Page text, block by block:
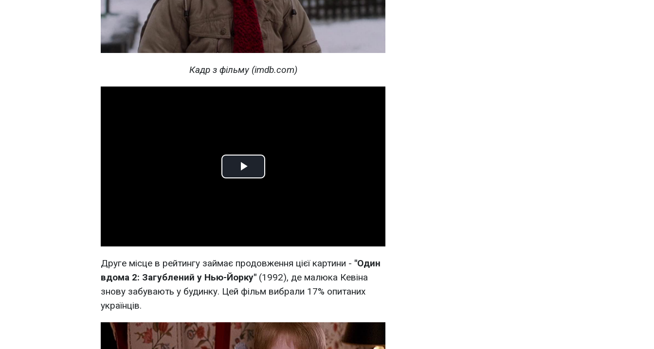
Кадр з фільму (imdb.com)
Play
Друге місце в рейтингу займає продовження цієї картини - "Один
вдома 2: Загублений у Нью-Йорку" (1992), де малюка Кевіна
знову забувають у будинку. Цей фільм вибрали 17% опитаних
українців.